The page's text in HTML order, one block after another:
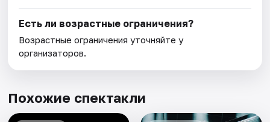
Есть ли возрастные ограничения?
Возрастные ограничения уточняйте у
организаторов.
Похожие спектакли